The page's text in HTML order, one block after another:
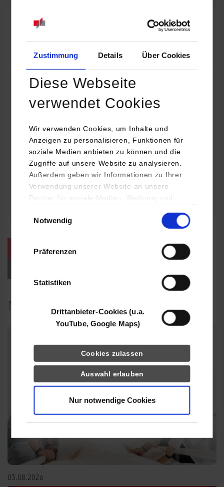
Zustimmung Details Über Cookies
Diese Webseite
verwendet Cookies
Wir verwenden Cookies, um Inhalte und
Anzeigen zu personalisieren, Funktionen für
soziale Medien anbieten zu können und die
Zugriffe auf unsere Website zu analysieren.
Außerdem geben wir Informationen zu Ihrer
Verwendung unserer Website an unsere
Partner für soziale Medien, Werbung und
YouTube, Google Maps) führen diese
Daten zusammen, die Sie ihnen bereitgestellt
haben oder die sie im Rahmen Ihrer Nutzung
Notwendig
Präferenzen
Statistiken
Drittanbieter-Cookies (u.a.
YouTube, Google Maps)
Cookies zulassen
Auswahl erlauben
Nur notwendige Cookies
Online INDIS-Infoveranstaltung für Studierende
Zum Event
Technologietag: Clean Urban Transportation –
nachhaltige Mobilität im (sub)urbanen Umfeld
16.09.2026 - 17.09.2026
Im Mittelpunkt stehen elektrische Antriebe, moderne
Batterietechnologien und innovative Fahrzeugkonzepte für
nachhaltige Mobilität in Stadt und…
weitere Veranstaltungen / Termine
News
03.08.2026